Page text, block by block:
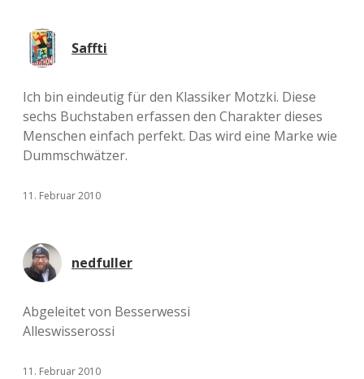
Saffti
Ich bin eindeutig für den Klassiker Motzki. Diese
sechs Buchstaben erfassen den Charakter dieses
Menschen einfach perfekt. Das wird eine Marke wie
Dummschwätzer.
11. Februar 2010
nedfuller
Abgeleitet von Besserwessi
Alleswisserossi
11. Februar 2010